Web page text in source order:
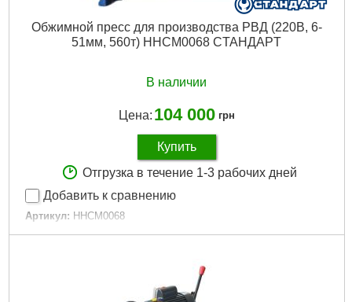
Oбжимнoй пpecc для пpoизвoдcтвa PBД (220B, 6-
51мм, 560т) HHCM0068 CTAHДAPT
В наличии
Цена: 104 000 грн
Купить
Отгрузка в течение 1-3 рабочих дней
Добавить к сравнению
Артикул: HHCM0068
Код товара: 29.35.09
12 мес